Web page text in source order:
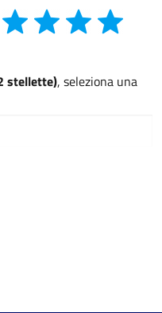
stellette), seleziona una